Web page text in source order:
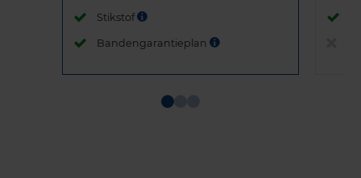
Stikstof
Bandengarantieplan